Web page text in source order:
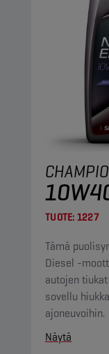
TUOTE: 1227
Tämä
Diesel -
autojen
sovellu
ajoneuvoihin.
Näytä